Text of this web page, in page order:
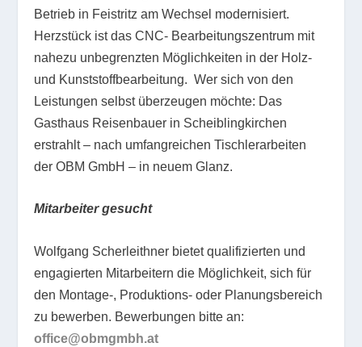
Betrieb in Feistritz am Wechsel modernisiert.
Herzstück ist das CNC- Bearbeitungszentrum mit
nahezu unbegrenzten Möglichkeiten in der Holz-
und Kunststoffbearbeitung. Wer sich von den
Leistungen selbst überzeugen möchte: Das
Gasthaus Reisenbauer in Scheiblingkirchen
erstrahlt – nach umfangreichen Tischlerarbeiten
der OBM GmbH – in neuem Glanz.
Mitarbeiter gesucht
Wolfgang Scherleithner bietet qualifizierten und
engagierten Mitarbeitern die Möglichkeit, sich für
den Montage-, Produktions- oder Planungsbereich
zu bewerben. Bewerbungen bitte an:
office@obmgmbh.at